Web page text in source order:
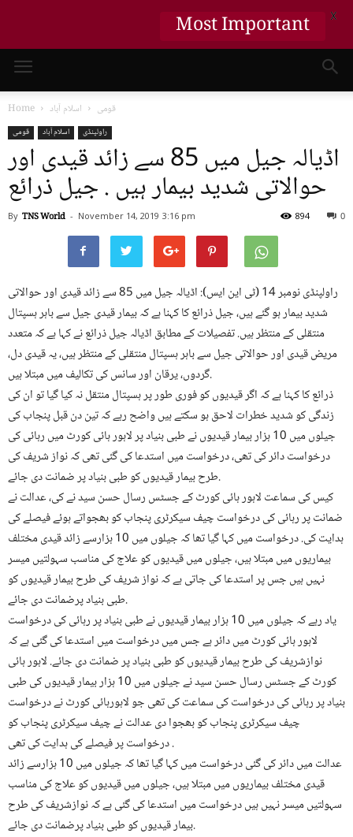
Home قومی اسلام آباد
قومی اسلام آباد راولپنڈی
اڈیالہ جیل میں 85 سے زائد قیدی اور
حوالاتی شدید بیمار ہیں . جیل ذرائع
By TNS World - November 14, 2019 3:16 pm 0
894
راولپنڈی نومبر 14 (ٹی این ایس): اڈیالہ جیل میں 85 سے زائد قیدی اور حوالاتی
شدید بیمار ہو گئے ہیں، جیل ذرائع کا کہنا ہے کہ بیمار قیدی جیل سے باہر ہسپتال
منتقلی کے منتظر ہیں. تفصیلات کے مطابق اڈیالہ جیل ذرائع نے کہا ہے کہ متعدد
مریض قیدی اور حوالاتی جیل سے باہر ہسپتال منتقلی کے منتظر ہیں، یہ قیدی دل،
گردوں، یرقان اور سانس کی تکالیف میں مبتلا ہیں.
ذرائع کا کہنا ہے کہ اگر قیدیوں کو فوری طور پر ہسپتال منتقل نہ کیا گیا تو ان کی
زندگی کو شدید خطرات لاحق ہو سکتے ہیں واضح رہے کہ تین دن قبل پنجاب کی
جیلوں میں 10 ہزار بیمار قیدیوں نے طبی بنیاد پر لاہور ہائی کورٹ میں رہائی کی
درخواست دائر کی تھی، درخواست میں استدعا کی گئی تھی کہ نواز شریف کی
طرح بیمار قیدیوں کو طبی بنیاد پر ضمانت دی جائے.
کیس کی سماعت لاہور ہائی کورٹ کے جسٹس رسال حسن سید نے کی، عدالت نے
ضمانت پر رہائی کی درخواست چیف سیکرٹری پنجاب کو بھجواتے ہوئے فیصلے کی
ہدایت کی. درخواست میں کہا گیا تھا کہ جیلوں میں 10 ہزارسے زائد قیدی مختلف
بیماریوں میں مبتلا ہیں، جیلوں میں قیدیوں کو علاج کی مناسب سہولتیں میسر
نہیں ہیں جس پر استدعا کی جاتی ہے کہ نواز شریف کی طرح بیمار قیدیوں کو
طبی بنیاد پرضمانت دی جائے.
یاد رہے کہ جیلوں میں 10 ہزار بیمار قیدیوں نے طبی بنیاد پر رہائی کی درخواست
لاہور ہائی کورٹ میں دائر ہے جس میں درخواست میں استدعا کی گئی ہے کہ
نوازشریف کی طرح بیمار قیدیوں کو طبی بنیاد پر ضمانت دی جائے. لاہور ہائی
کورٹ کے جسٹس رسال حسن سید نے جیلوں میں 10 ہزار بیمار قیدیوں کی طبی
بنیاد پر رہائی کی درخواست کی سماعت کی تھی جو لاہورہائی کورٹ نے درخواست
چیف سیکرٹری پنجاب کو بھجوا دی عدالت نے چیف سیکرٹری پنجاب کو
درخواست پر فیصلے کی ہدایت کی تھی .
عدالت میں دائر کی گئی درخواست میں کہا گیا تھا کہ جیلوں میں 10 ہزارسے زائد
قیدی مختلف بیماریوں میں مبتلا ہیں، جیلوں میں قیدیوں کو علاج کی مناسب
سہولتیں میسر نہیں ہیں درخواست میں استدعا کی گئی ہے کہ نوازشریف کی طرح
بیمار قیدیوں کو طبی بنیاد پرضمانت دی جائے.
Most Important X